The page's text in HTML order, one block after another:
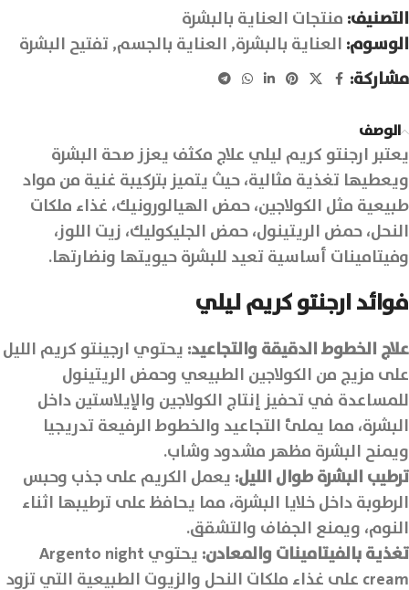
التصنيف: منتجات العناية بالبشرة
الوسوم: العناية بالبشرة, العناية بالجسم,تفتيح البشرة
مشاركة:
الوصف
يعتبر ارجنتو كريم ليلي علاج مكثف يعزز صحة البشرة
ويعطيها تغذية مثالية، حيث يتميز بتركيبة غنية من مواد
طبيعية مثل الكولاجين، حمض الهيالورونيك، غذاء ملكات
النحل، حمض الريتينول، حمض الجليكوليك، زيت اللوز،
وفيتامينات أساسية تعيد للبشرة حيويتها ونضارتها.
فوائد ارجنتو كريم ليلي
علاج الخطوط الدقيقة والتجاعيد: يحتوي ارجينتو كريم الليل
على مزيج من الكولاجين الطبيعي وحمض الريتينول
للمساعدة في تحفيز إنتاج الكولاجين والإيلاستين داخل
البشرة، مما يملئ التجاعيد والخطوط الرفيعة تدريجيا
ويمنح البشرة مظهر مشدود وشاب.
ترطيب البشرة طوال الليل: يعمل الكريم على جذب وحبس
الرطوبة داخل خلايا البشرة، مما يحافظ على ترطيبها اثناء
النوم، ويمنع الجفاف والتشقق.
تغذية بالفيتامينات والمعادن:
يحتوي Argento night
cream على غذاء ملكات النحل والزيوت الطبيعية التي تزود